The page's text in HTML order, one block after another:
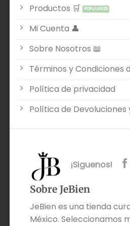
Productos 🛒
Mi Cuenta 👤
Sobre Nosotros 📖
Términos y Condiciones
Política de privacidad
Política de Devoluciones
¡Siguenos!
Sobre JeBien
JeBien es una tienda
México. Seleccionamos